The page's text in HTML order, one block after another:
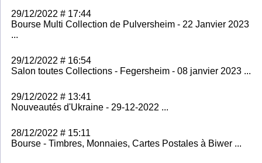
29/12/2022 # 17:44
Bourse Multi Collection de Pulversheim - 22 Janvier 2023
...
29/12/2022 # 16:54
Salon toutes Collections - Fegersheim - 08 janvier 2023 ...
29/12/2022 # 13:41
Nouveautés d'Ukraine - 29-12-2022 ...
28/12/2022 # 15:11
Bourse - Timbres, Monnaies, Cartes Postales à Biwer ...